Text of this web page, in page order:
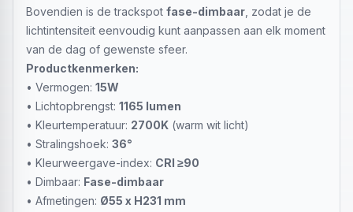
Bovendien is de trackspot fase-dimbaar , zodat je de
lichtintensiteit eenvoudig kunt aanpassen aan elk moment
van de dag of gewenste sfeer.
Productkenmerken:
• Vermogen: 15W
• Lichtopbrengst: 1165 lumen
• Kleurtemperatuur: 2700K (warm wit licht)
• Stralingshoek: 36°
• Kleurweergave-index: CRI ≥90
• Dimbaar: Fase-dimbaar
• Afmetingen: Ø55 x H231 mm